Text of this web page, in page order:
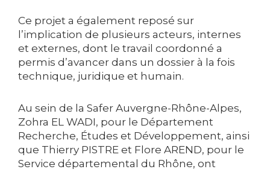
Ce projet a également reposé sur
l’implication de plusieurs acteurs, internes
et externes, dont le travail coordonné a
permis d’avancer dans un dossier à la fois
technique, juridique et humain.
Au sein de la Safer Auvergne-Rhône-Alpes,
Zohra EL WADI, pour le Département
Recherche, Études et Développement, ainsi
que Thierry PISTRE et Flore AREND, pour le
Service départemental du Rhône, ont